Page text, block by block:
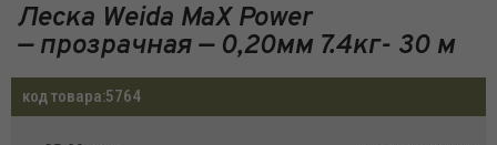
Леска Weida MaX Power
— прозрачная — 0,20мм 7.4кг- 30 м
код товара:5764